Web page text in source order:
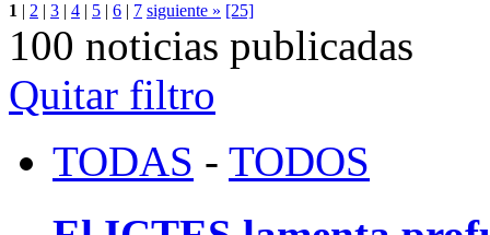
1 | 2 | 3 | 4 | 5 | 6 | 7 siguiente » [25]
100 noticias publicadas
Quitar filtro
TODAS - TODOS